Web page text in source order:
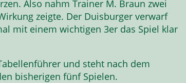
Also nahm Trainer M. Braun zwei
zeigte. Der Duisburger verwarf
mit einem wichtigen 3er das Spiel klar
und steht nach dem
bisherigen fünf Spielen.